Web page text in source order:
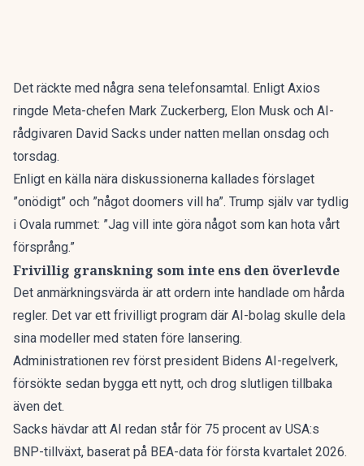
Det räckte med några sena telefonsamtal. Enligt Axios
ringde Meta-chefen Mark Zuckerberg, Elon Musk och AI-
rådgivaren David Sacks under natten mellan onsdag och
torsdag.
Enligt en källa nära diskussionerna kallades förslaget
”onödigt” och ”något doomers vill ha”. Trump själv var tydlig
i Ovala rummet: ”Jag vill inte göra något som kan hota vårt
försprång.”
Frivillig granskning som inte ens den överlevde
Det anmärkningsvärda är att ordern inte handlade om hårda
regler. Det var ett frivilligt program där AI-bolag skulle dela
sina modeller med staten före lansering.
Administrationen rev först president Bidens AI-regelverk,
försökte sedan bygga ett nytt, och drog slutligen tillbaka
även det.
Sacks hävdar att AI redan står för 75 procent av USA:s
BNP-tillväxt, baserat på BEA-data för första kvartalet 2026.